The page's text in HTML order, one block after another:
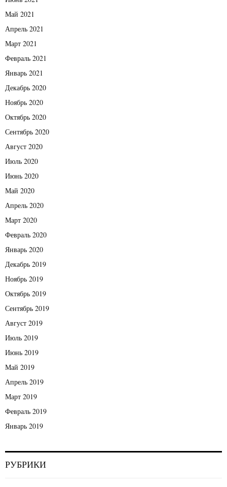
Май 2021
Апрель 2021
Март 2021
Февраль 2021
Январь 2021
Декабрь 2020
Ноябрь 2020
Октябрь 2020
Сентябрь 2020
Август 2020
Июль 2020
Июнь 2020
Май 2020
Апрель 2020
Март 2020
Февраль 2020
Январь 2020
Декабрь 2019
Ноябрь 2019
Октябрь 2019
Сентябрь 2019
Август 2019
Июль 2019
Июнь 2019
Май 2019
Апрель 2019
Март 2019
Февраль 2019
Январь 2019
РУБРИКИ